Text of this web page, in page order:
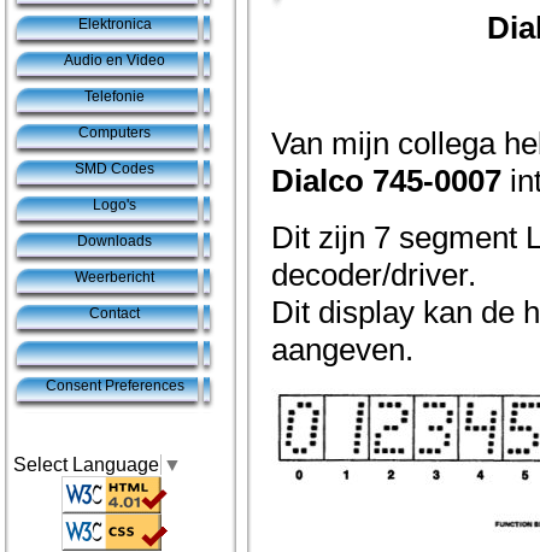
Elektronica
Audio en Video
Telefonie
Computers
SMD Codes
Logo's
Downloads
Weerbericht
Contact
Consent Preferences
Select Language ▼
Van mijn collega
Dialco 745-0007
Dit zijn 7 segment
decoder/driver.
Dit display kan de
aangeven.